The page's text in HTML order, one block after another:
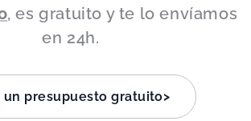
, es gratuito y te lo envíamos
en 24h.
un presupuesto gratuito>